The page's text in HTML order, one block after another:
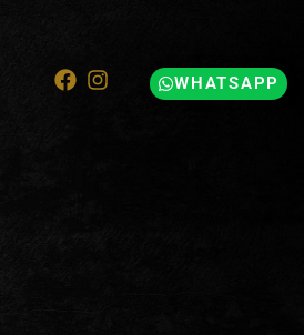
WHATSAPP